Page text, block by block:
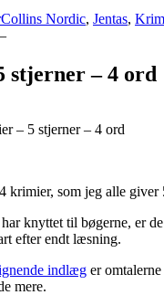
Bøger
Nordic, Jentas,
stjerner – 4 ord
krimier, som jeg alle giver
knyttet til bøgerne, er
efter endt læsning.
indlæg er
mere.